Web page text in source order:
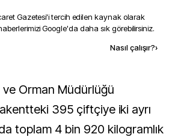
Gazetesi'i tercih edilen kaynak olarak
Google'da daha sık görebilirsiniz.
Nasıl çalışır?›
395 çiftçiye iki ayrı
toplam 4 bin 920 kilogramlık